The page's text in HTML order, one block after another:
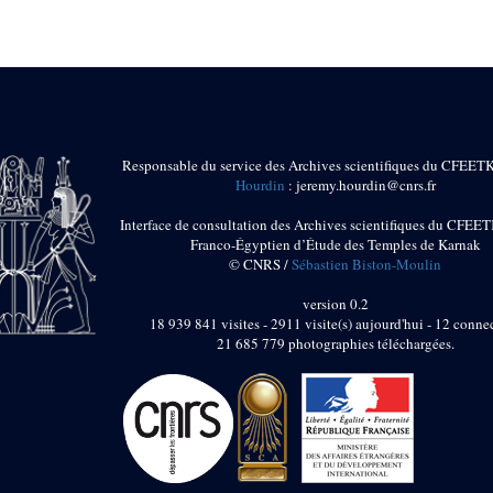
Responsable du service des Archives scientifiques du
Hourdin : jeremy.hourdin@cnrs.fr
Interface de consultation des Archives scientifiques du
Franco-Égyptien d’Étude des Temples de Karnak
© CNRS /Sébastien Biston-Moulin
version 0.2
18 939 841 visites - 2911 visite(s) aujourd'hui - 12
21 685 779 photographies téléchargées.